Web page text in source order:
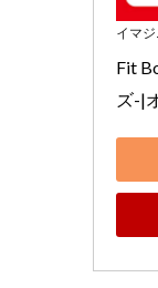
イマ
Fit
ズ-|